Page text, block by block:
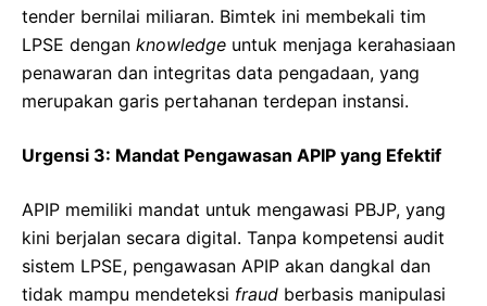
tender bernilai miliaran. Bimtek ini membekali tim
LPSE dengan knowledge untuk menjaga kerahasiaan
penawaran dan integritas data pengadaan, yang
merupakan garis pertahanan terdepan instansi.
Urgensi 3: Mandat Pengawasan APIP yang Efektif
APIP memiliki mandat untuk mengawasi PBJP, yang
kini berjalan secara digital. Tanpa kompetensi audit
sistem LPSE, pengawasan APIP akan dangkal dan
tidak mampu mendeteksi fraud berbasis manipulasi